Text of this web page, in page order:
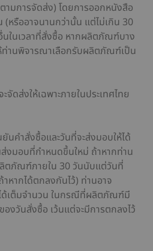
ามการจัดส่ง) โดยการออกหนังสือ
(หรืออาจนานกว่านั้น แต่ไม่เกิน 30
นในเวลาที่สั่งซื้อ หากผลิตภัณฑ์บาง
ห้ท่านพิจารณาเลือกรับผลิตภัณฑ์เป็น
ดส่งให้เฉพาะภายในประเทศไทย
นคำสั่งซื้อและวันที่จะส่งมอบให้ได้
งมอบที่กำหนดขึ้นใหม่ ถ้าหากท่าน
ลิตภัณฑ์ภายใน 30 วันนับแต่วันที่
หากได้ตกลงกันไว้) ท่านอาจ
ได้เต็มจำนวน ในกรณีที่ผลิตภัณฑ์มี
งวันสั่งซื้อ เว้นแต่จะมีการตกลงไว้